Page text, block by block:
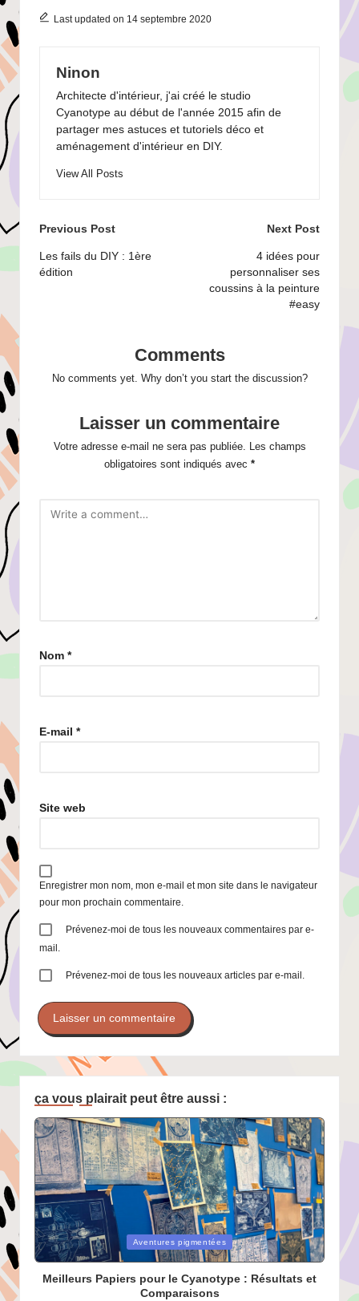
Last updated on 14 septembre 2020
Ninon
Architecte d'intérieur, j'ai créé le studio
Cyanotype au début de l'année 2015 afin de
partager mes astuces et tutoriels déco et
aménagement d'intérieur en DIY.
View All Posts
Post
navigation
Previous Post
Les fails du DIY : 1ère
édition
Next Post
4 idées pour
personnaliser ses
coussins à la peinture
#easy
Comments
No comments yet. Why don’t you start the discussion?
Laisser un commentaire
Votre adresse e-mail ne sera pas publiée.
Les champs
obligatoires sont indiqués avec *
Nom *
E-mail *
Site web
Enregistrer mon nom, mon e-mail et mon site dans le navigateur
pour mon prochain commentaire.
Prévenez-moi de tous les nouveaux commentaires par e-
mail.
Prévenez-moi de tous les nouveaux articles par e-mail.
ça vous plairait peut être aussi :
Posted
in
Aventures pigmentées
Meilleurs Papiers pour le Cyanotype : Résultats et
Comparaisons